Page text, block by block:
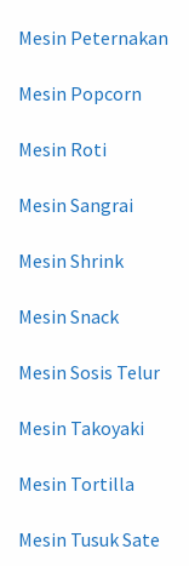
Mesin Peternakan
Mesin Popcorn
Mesin Roti
Mesin Sangrai
Mesin Shrink
Mesin Snack
Mesin Sosis Telur
Mesin Takoyaki
Mesin Tortilla
Mesin Tusuk Sate